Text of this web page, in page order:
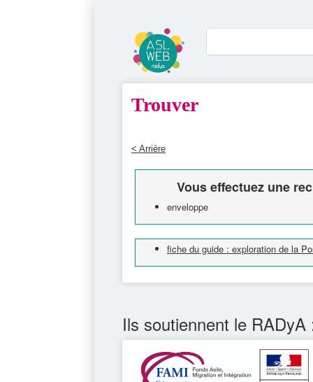
Trouver
< Arrière
Vous effectuez une
enveloppe
fiche du guide : exploration de la
Ils soutiennent le RADyA